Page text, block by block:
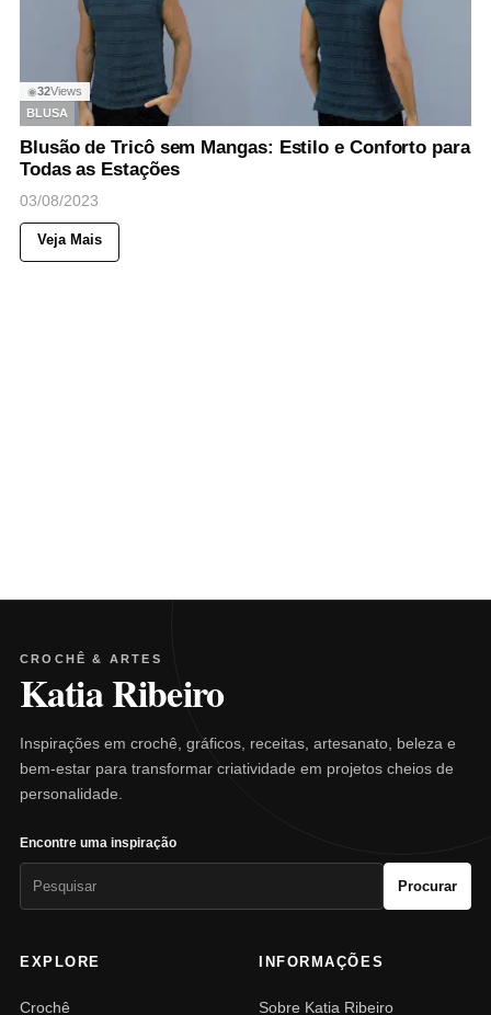
◉32Views
BLUSA
Blusão de Tricô sem Mangas: Estilo e Conforto para
Todas as Estações
03/08/2023
Veja Mais
CROCHÊ & ARTES
Katia Ribeiro
Inspirações em crochê, gráficos, receitas, artesanato, beleza e
bem-estar para transformar criatividade em projetos cheios de
personalidade.
Encontre uma inspiração
Procurar
EXPLORE
Crochê
INFORMAÇÕES
Sobre Katia Ribeiro